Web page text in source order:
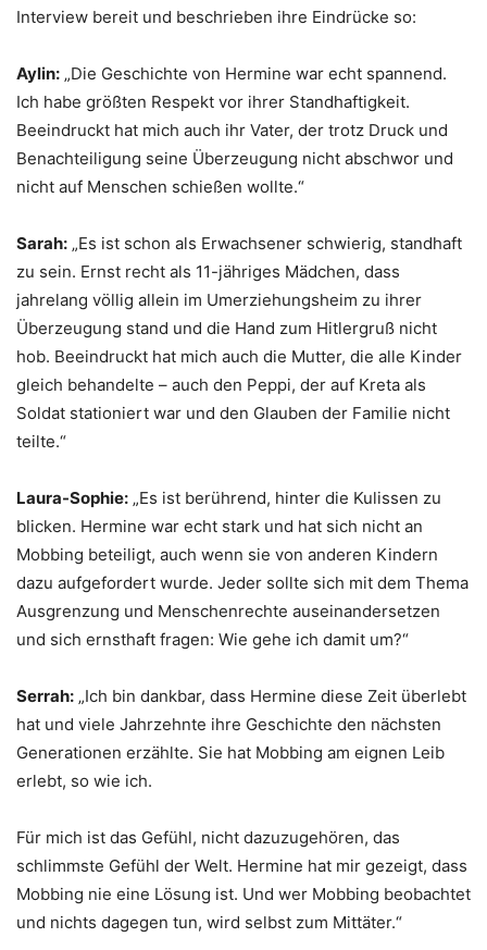
Interview bereit und beschrieben ihre Eindrücke so:
Aylin: „Die Geschichte von Hermine war echt spannend.
Ich habe größten Respekt vor ihrer Standhaftigkeit.
Beeindruckt hat mich auch ihr Vater, der trotz Druck und
Benachteiligung seine Überzeugung nicht abschwor und
nicht auf Menschen schießen wollte.“
Sarah: „Es ist schon als Erwachsener schwierig, standhaft
zu sein. Ernst recht als 11-jähriges Mädchen, dass
jahrelang völlig allein im Umerziehungsheim zu ihrer
Überzeugung stand und die Hand zum Hitlergruß nicht
hob. Beeindruckt hat mich auch die Mutter, die alle Kinder
gleich behandelte – auch den Peppi, der auf Kreta als
Soldat stationiert war und den Glauben der Familie nicht
teilte.“
Laura-Sophie: „Es ist berührend, hinter die Kulissen zu
blicken. Hermine war echt stark und hat sich nicht an
Mobbing beteiligt, auch wenn sie von anderen Kindern
dazu aufgefordert wurde. Jeder sollte sich mit dem Thema
Ausgrenzung und Menschenrechte auseinandersetzen
und sich ernsthaft fragen: Wie gehe ich damit um?“
Serrah: „Ich bin dankbar, dass Hermine diese Zeit überlebt
hat und viele Jahrzehnte ihre Geschichte den nächsten
Generationen erzählte. Sie hat Mobbing am eignen Leib
erlebt, so wie ich.
Für mich ist das Gefühl, nicht dazuzugehören, das
schlimmste Gefühl der Welt. Hermine hat mir gezeigt, dass
Mobbing nie eine Lösung ist. Und wer Mobbing beobachtet
und nichts dagegen tun, wird selbst zum Mittäter.“